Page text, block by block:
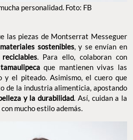
personalidad. Foto: FB
las piezas de Montserrat Messeguer
sostenibles, y se envían en
. Para ello, colaboran con
que mantienen vivas las
y el piteado. Asimismo, el cuero que
de la industria alimenticia, apostando
y la durabilidad . Así, cuidan a la
mucho estilo además.